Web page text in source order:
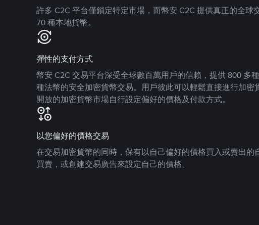
許多 C2C 平台僅鎖定特定市場，而幣安 C2C 提供真正的全球
70 種本地貨幣。
彈性的支付方式
幣安 C2C 交易平台深受全球數百萬用戶的信賴，提供 800 多
種法幣的安全加密貨幣交易。用戶彼此可以輕鬆直接進行加密
開放的加密貨幣市場自行設定偏好的價格及付款方式。
以您偏好的價格交易
在交易加密貨幣的同時，保有以自己偏好的價格買入或賣出的
買賣，或創建交易廣告來設定自己的價格。